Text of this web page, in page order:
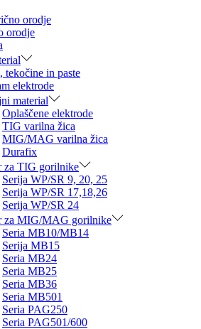
orodje
orodje
tekočine in paste
elektrode
material
Oplaščene elektrode
TIG varilna žica
MIG/MAG varilna žica
Durafix
za TIG gorilnike
Serija WP/SR 9, 20, 25
Serija WP/SR 17,18,26
Serija WP/SR 24
za MIG/MAG gorilnike
Seria MB10/MB14
Serija MB15
Seria MB24
Seria MB25
Seria MB36
Seria MB501
Seria PAG250
Seria PAG501/600